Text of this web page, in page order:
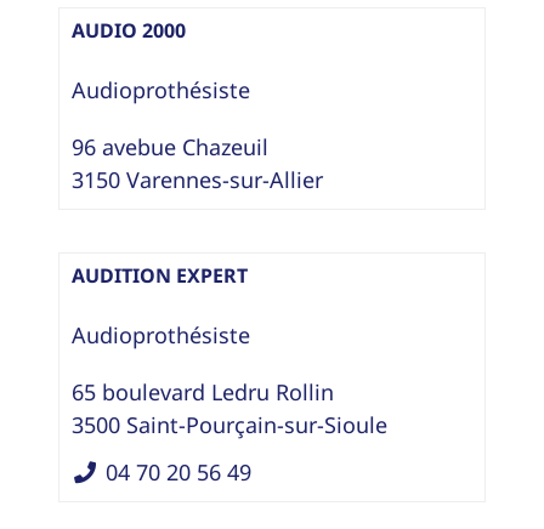
AUDIO 2000
Audioprothésiste
96 avebue Chazeuil
3150 Varennes-sur-Allier
AUDITION EXPERT
Audioprothésiste
65 boulevard Ledru Rollin
3500 Saint-Pourçain-sur-Sioule
04 70 20 56 49